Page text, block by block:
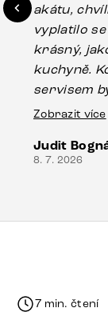
akátu,
vyplatilo
krásný, jako na obrázcích. Je ozdobou naší
kuchyně.
servisem
drobné
Vincze mi
Zobrazit více
Judit
8. 7. 2026
7 min. čtení